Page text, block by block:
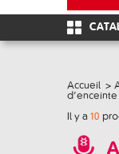
Accueil >
d’enceinte
Il y a 10